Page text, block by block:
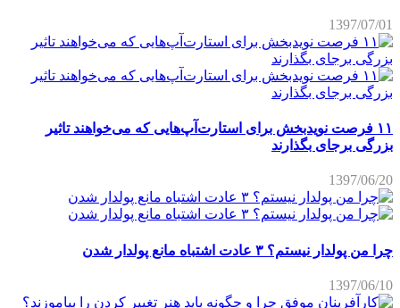
1397/07/01
۱۱ فرصت نویدبخش برای استارت‌آپ‌هایی که می‌خواهند تاثیر
بزرگی برجای بگذارند
1397/06/20
چرا من پولدار نیستم؟ ۳ عادت اشتباه مانع پولدار شدن
1397/06/10